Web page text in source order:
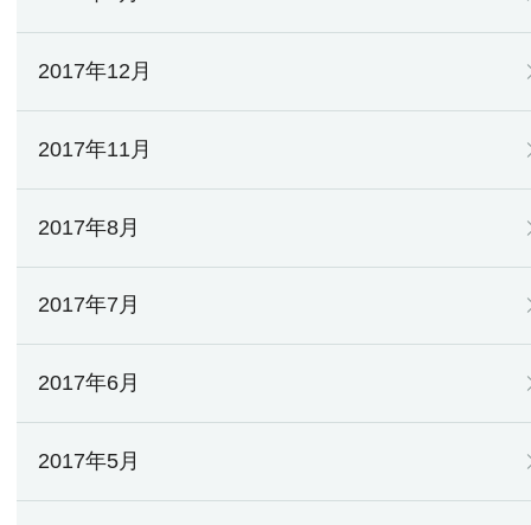
2017年12月
2017年11月
2017年8月
2017年7月
2017年6月
2017年5月